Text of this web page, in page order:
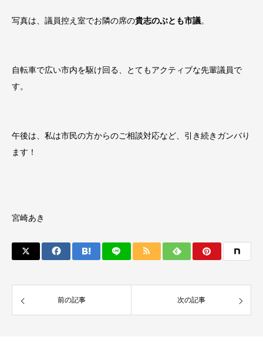
写真は、議員控え室でお隣の席の貴志のぶとも市議。
自転車で広い市内を駆け回る、とてもアクティブな先輩議員で
す。
午後は、私は市民の方からのご相談対応など、引き続きガンバり
ます！
宮崎あき
前の記事 次の記事